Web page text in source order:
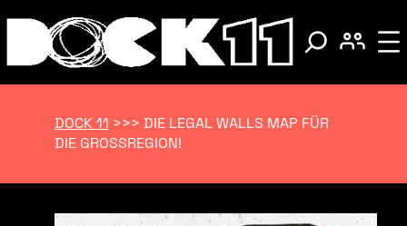
DOCK 11 >>> DIE LEGAL WALLS MAP FÜR
DIE GROSSREGION!